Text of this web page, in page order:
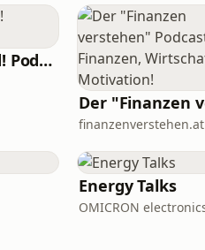
Bist du Moped! Podcast
finanzenverstehen.at
Energy Talks